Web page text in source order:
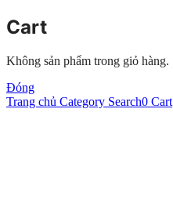
Cart
Không sản phẩm trong giỏ hàng.
Đóng
Trang chủ Category Search0 Cart